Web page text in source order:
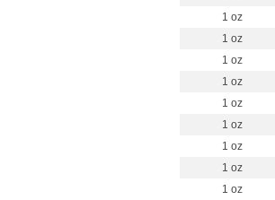
1 oz
1 oz
1 oz
1 oz
1 oz
1 oz
1 oz
1 oz
1 oz